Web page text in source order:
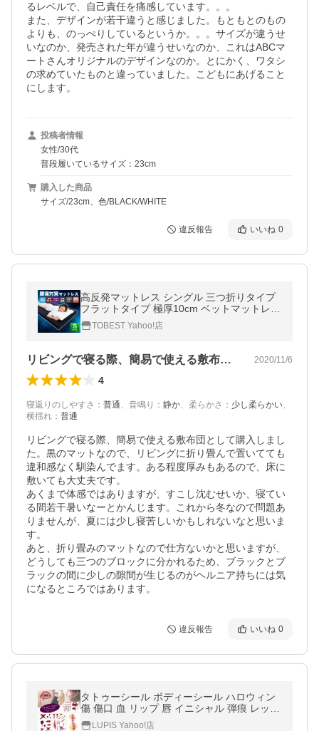
るレベルで、自己責任を痛感しています。。。
また、デザインが若干違うと感じました。もともとのもの
よりも、のっぺりしているというか。。。サイズが違うせ
いなのか、発売された年が違うせいなのか、これはABCマ
ートさんオリジナルのデザインなのか。とにかく、ワタシ
の求めていたものと違っていました。こどもにあげること
にします。
投稿者情報
女性/30代
普段履いているサイズ：23cm
購入した商品
サイズ/23cm、色/BLACK/WHITE
違反報告 いいね 0
高反発マットレス シングル 三つ折りタイプ
フラットタイプ 極厚10cm ベットマットレス
フラット 硬め
TOBEST Yahoo!店
リビングで寝る際、簡易で使える敷布団と… 2020/11/6
4
寝返りのしやすさ ： 普通、 音鳴り ： 静か、 柔らかさ ： 少し柔らかい、
横揺れ ： 普通
リビングで寝る際、簡易で使える敷布団として購入しまし
た。黒のマットなので、リビングに折り畳んで置いてても
違和感なく馴染んでます。ある程度厚みもあるので、床に
敷いても大丈夫です。
あくまで体感ではありますが、すこし沈むせいか、寝てい
る間若干暑いなーとかんじます。これから冬なので問題あ
りませんが、夏には少し寝苦しいかもしれないなと思いま
す。
あと、折り畳みのマットなので仕方ないかと思いますが、
どうしても三つのブロックに分かれるため、ブラックとブ
ラックの間に少しの隙間が生じるのがヘルニア持ちには気
になるところではあります。
違反報告 いいね 0
タトゥーシール ボディーシール ハロウィン
傷 傷口 血 リップ 唇 イニシャル 弾痕 レッド
ルピス lupis
LUPIS Yahoo!店